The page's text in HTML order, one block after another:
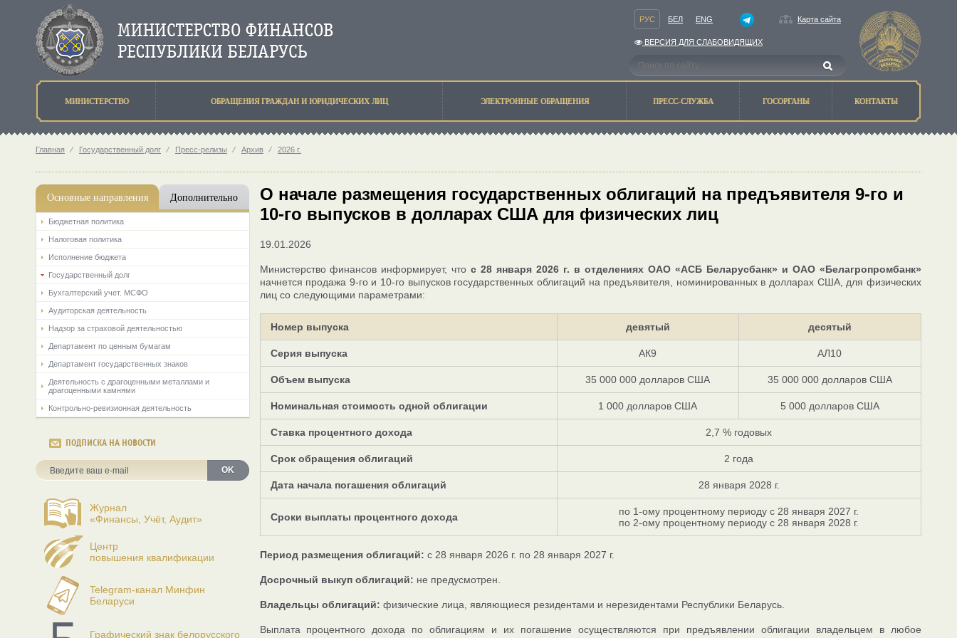
РУС БЕЛ ENG Карта сайта
ВЕРСИЯ ДЛЯ СЛАБОВИДЯЩИХ
МИНИСТЕРСТВО ОБРАЩЕНИЯ ГРАЖДАН И ЮРИДИЧЕСКИХ ЛИЦ ЭЛЕКТРОННЫЕ ОБРАЩЕНИЯ ПРЕСС-СЛУЖБА ГОСОРГАНЫ КОНТАКТЫ
Главная ⁄ Государственный долг ⁄ Пресс-релизы ⁄ Архив ⁄ 2026 г.
Основные направления Дополнительно
Бюджетная политика
Налоговая политика
Исполнение бюджета
Государственный долг
Бухгалтерский учет. МСФО
Аудиторская деятельность
Надзор за страховой деятельностью
Департамент по ценным бумагам
Департамент государственных знаков
Деятельность с драгоценными металлами и
драгоценными камнями
Контрольно-ревизионная деятельность
ПОДПИСКА НА НОВОСТИ
OK
Журнал
«Финансы, Учёт, Аудит»
Центр
повышения квалификации
Telegram-канал Минфин
Беларуси
Графический знак белорусского
О начале размещения государственных облигаций на предъявителя 9-го и
10-го выпусков в долларах США для физических лиц
19.01.2026
Министерство финансов информирует, чтос 28 января 2026 г. в отделениях ОАО «АСБ Беларусбанк» и ОАО «Белагропромбанк»
начнется продажа 9-го и 10-го выпусков государственных облигаций на предъявителя, номинированных в долларах США, для физических
лиц со следующими параметрами:
Номер выпуска девятый десятый
Серия выпуска АК9 АЛ10
Объем выпуска 35 000 000 долларов США 35 000 000 долларов США
Номинальная стоимость одной облигации 1 000 долларов США 5 000 долларов США
Ставка процентного дохода 2,7 % годовых
Срок обращения облигаций 2 года
Дата начала погашения облигаций 28 января 2028 г.
Сроки выплаты процентного дохода
по 1-ому процентному периоду с 28 января 2027 г.
по 2-ому процентному периоду с 28 января 2028 г.
Период размещения облигаций: с 28 января 2026 г. по 28 января 2027 г.
Досрочный выкуп облигаций: не предусмотрен.
Владельцы облигаций: физические лица, являющиеся резидентами и нерезидентами Республики Беларусь.
Выплата процентного дохода по облигациям и их погашение осуществляются при предъявлении облигации владельцем в любое